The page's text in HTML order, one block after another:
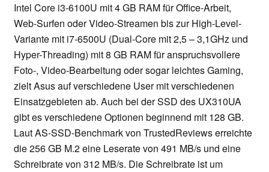
Intel Core i3-6100U mit 4 GB RAM für Office-Arbeit,
Web-Surfen oder Video-Streamen bis zur High-Level-
Variante mit i7-6500U (Dual-Core mit 2,5 – 3,1GHz und
Hyper-Threading) mit 8 GB RAM für anspruchsvollere
Foto-, Video-Bearbeitung oder sogar leichtes Gaming,
zielt Asus auf verschiedene User mit verschiedenen
Einsatzgebieten ab. Auch bei der SSD des UX310UA
gibt es verschiedene Optionen beginnend mit 128 GB.
Laut AS-SSD-Benchmark von TrustedReviews erreichte
die 256 GB M.2 eine Leserate von 491 MB/s und eine
Schreibrate von 312 MB/s. Die Schreibrate ist um